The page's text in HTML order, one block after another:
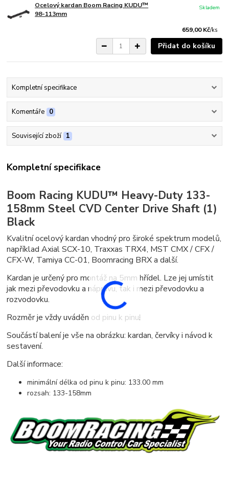
Ocelový kardan Boom Racing KUDU™
98-113mm
659,00 Kč/ks
Skladem
Přidat do košíku
Kompletní specifikace
Komentáře 0
Související zboží 1
Kompletní specifikace
Boom Racing KUDU™ Heavy-Duty 133-
158mm Steel CVD Center Drive Shaft (1)
Black
Kvalitní ocelový kardan vhodný pro široké spektrum modelů,
například Axial SCX-10, Traxxas TRX4, MST CMX / CFX /
CFX-W, Tamiya CC-01, Boomracing BRX a další.
Kardan je určený pro montáž na 5mm hřídel. Lze jej umístit
jak mezi převodovku a nápravu, tak i mezi převodovku a
rozvodovku.
Rozměr je vždy uváděn od pinu k pinu!
Součástí balení je vše na obrázku: kardan, červíky i návod k
sestavení.
Další informace:
minimální délka od pinu k pinu: 133.00 mm
rozsah: 133-158mm